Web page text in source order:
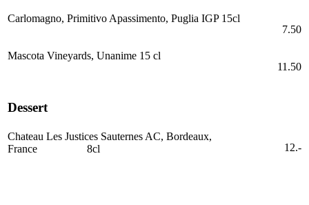
Carlomagno, Primitivo Apassimento, Puglia IGP 15cl
7.50
Mascota Vineyards, Unanime 15 cl
11.50
Dessert
Chateau Les Justices Sauternes AC, Bordeaux,
France 8cl
12.-